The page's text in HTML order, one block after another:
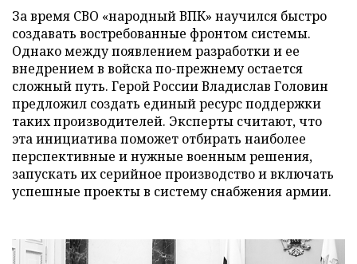
За время СВО «народный ВПК» научился быстро
создавать востребованные фронтом системы.
Однако между появлением разработки и ее
внедрением в войска по-прежнему остается
сложный путь. Герой России Владислав Головин
предложил создать единый ресурс поддержки
таких производителей. Эксперты считают, что
эта инициатива поможет отбирать наиболее
перспективные и нужные военным решения,
запускать их серийное производство и включать
успешные проекты в систему снабжения армии.